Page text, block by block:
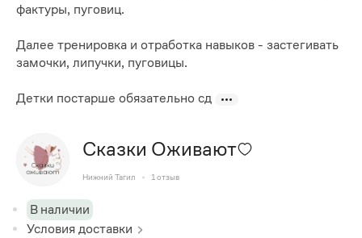
фактуры, пуговиц.
Далее тренировка и отработка навыков - застегивать
замочки, липучки, пуговицы.
Детки постарше обязательно сд
Сказки Оживают
Нижний Тагил 1 отзыв
В наличии
Условия доставки